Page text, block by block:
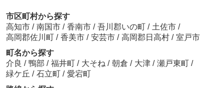
市区町村から探す
高知市 / 南国市 / 香南市 / 吾川郡いの町 / 土佐市 /
高岡郡佐川町 / 香美市 / 安芸市 / 高岡郡日高村 / 室戸市
町名から探す
介良 / 鴨部 / 福井町 / 大そね / 朝倉 / 大津 / 瀬戸東町 /
緑ケ丘 / 石立町 / 愛宕町